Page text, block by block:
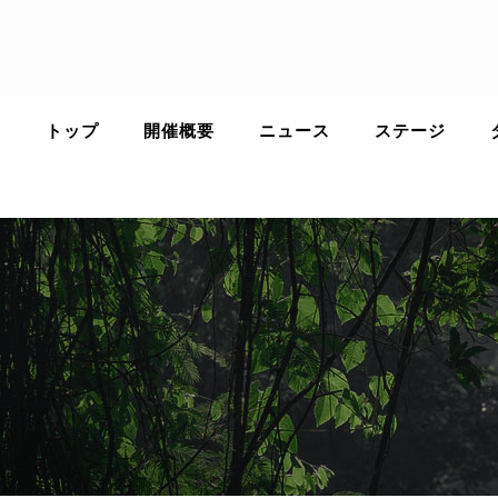
トップ 開催概要 ニュース ステージ